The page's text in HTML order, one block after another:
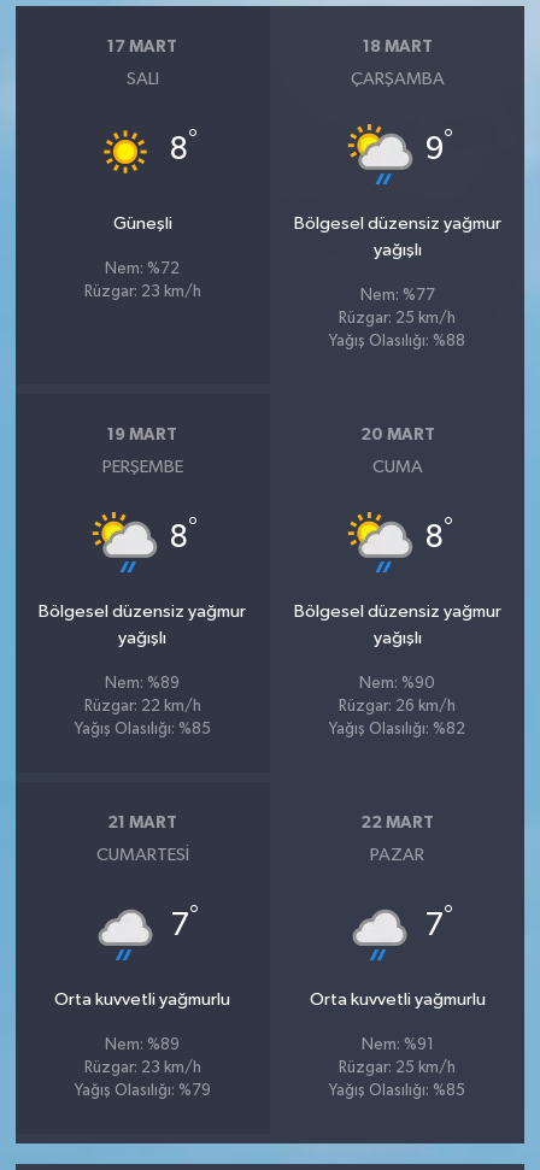
17 MART
SALI
8°
Güneşli
Nem: %72
Rüzgar: 23 km/h
18 MART
ÇARŞAMBA
9°
Bölgesel düzensiz yağmur
yağışlı
Nem: %77
Rüzgar: 25 km/h
Yağış Olasılığı: %88
19 MART
PERŞEMBE
8°
Bölgesel düzensiz yağmur
yağışlı
Nem: %89
Rüzgar: 22 km/h
Yağış Olasılığı: %85
20 MART
CUMA
8°
Bölgesel düzensiz yağmur
yağışlı
Nem: %90
Rüzgar: 26 km/h
Yağış Olasılığı: %82
21 MART
CUMARTESI
7°
Orta kuvvetli yağmurlu
Nem: %89
Rüzgar: 23 km/h
Yağış Olasılığı: %79
22 MART
PAZAR
7°
Orta kuvvetli yağmurlu
Nem: %91
Rüzgar: 25 km/h
Yağış Olasılığı: %85